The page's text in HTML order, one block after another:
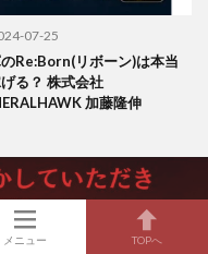
07-25
Re:Born(リボーン)は本当
る？ 株式会社
加藤隆伸
メニュー TOPへ